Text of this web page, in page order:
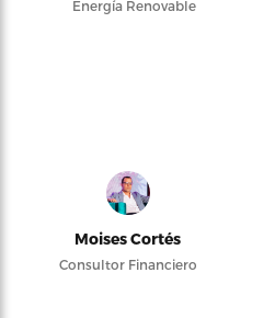
Energía Renovable
Moises Cortés
Consultor Financiero